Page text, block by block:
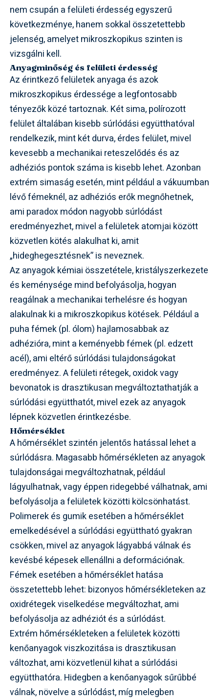
nem csupán a felületi érdesség egyszerű
következménye, hanem sokkal összetettebb
jelenség, amelyet mikroszkopikus szinten is
vizsgálni kell.
Anyagminőség és felületi érdesség
Az érintkező felületek anyaga és azok
mikroszkopikus érdessége a legfontosabb
tényezők közé tartoznak. Két sima, polírozott
felület általában kisebb súrlódási együtthatóval
rendelkezik, mint két durva, érdes felület, mivel
kevesebb a mechanikai reteszelődés és az
adhéziós pontok száma is kisebb lehet. Azonban
extrém simaság esetén, mint például a vákuumban
lévő fémeknél, az adhéziós erők megnőhetnek,
ami paradox módon nagyobb súrlódást
eredményezhet, mivel a felületek atomjai között
közvetlen kötés alakulhat ki, amit
„hideghegesztésnek” is neveznek.
Az anyagok kémiai összetétele, kristályszerkezete
és keménysége mind befolyásolja, hogyan
reagálnak a mechanikai terhelésre és hogyan
alakulnak ki a mikroszkopikus kötések. Például a
puha fémek (pl. ólom) hajlamosabbak az
adhézióra, mint a keményebb fémek (pl. edzett
acél), ami eltérő súrlódási tulajdonságokat
eredményez. A felületi rétegek, oxidok vagy
bevonatok is drasztikusan megváltoztathatják a
súrlódási együtthatót, mivel ezek az anyagok
lépnek közvetlen érintkezésbe.
Hőmérséklet
A hőmérséklet szintén jelentős hatással lehet a
súrlódásra. Magasabb hőmérsékleten az anyagok
tulajdonságai megváltozhatnak, például
lágyulhatnak, vagy éppen ridegebbé válhatnak, ami
befolyásolja a felületek közötti kölcsönhatást.
Polimerek és gumik esetében a hőmérséklet
emelkedésével a súrlódási együttható gyakran
csökken, mivel az anyagok lágyabbá válnak és
kevésbé képesek ellenállni a deformációnak.
Fémek esetében a hőmérséklet hatása
összetettebb lehet: bizonyos hőmérsékleteken az
oxidrétegek viselkedése megváltozhat, ami
befolyásolja az adhéziót és a súrlódást.
Extrém hőmérsékleteken a felületek közötti
kenőanyagok viszkozitása is drasztikusan
változhat, ami közvetlenül kihat a súrlódási
együtthatóra. Hidegben a kenőanyagok sűrűbbé
válnak, növelve a súrlódást, míg melegben